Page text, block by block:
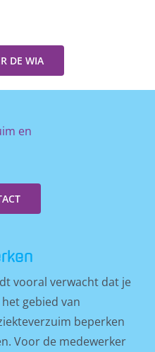
DE WIA
vooral verwacht dat je
gebied van
beperken
Voor de medewerker